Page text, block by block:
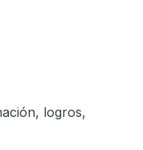
logros,